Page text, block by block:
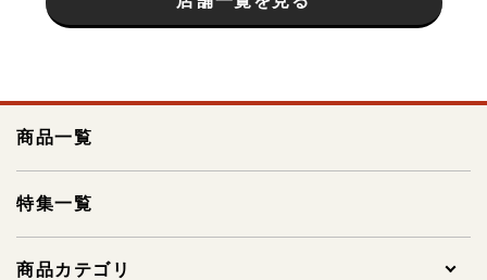
商品一覧
特集一覧
商品カテゴリ